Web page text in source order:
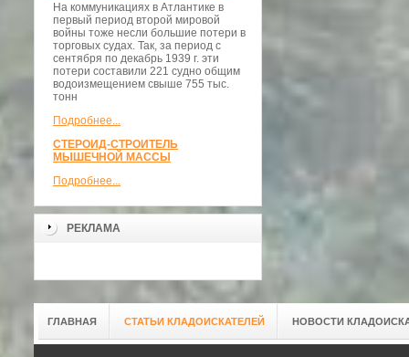
На коммуникациях в Атлантике в
первый период второй мировой
войны тоже несли большие потери в
торговых судах. Так, за период с
сентября по декабрь 1939 г. эти
потери составили 221 судно общим
водоизмещением свыше 755 тыс.
тонн
Подробнее...
СТЕРОИД-СТРОИТЕЛЬ
МЫШЕЧНОЙ МАССЫ
Подробнее...
РЕКЛАМА
ГЛАВНАЯ СТАТЬИ КЛАДОИСКАТЕЛЕЙ НОВОСТИ